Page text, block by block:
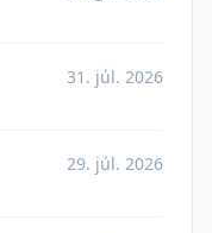
31. júl. 2026
29. júl. 2026